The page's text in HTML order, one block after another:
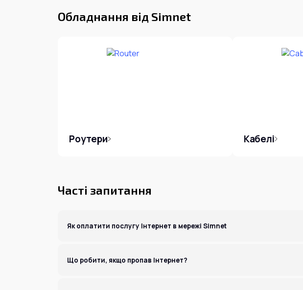
Обладнання від Simnet
Роутери Кабелі
Часті запитання
Як оплатити послугу Інтернет в мережі Simnet
Що робити, якщо пропав Інтернет?